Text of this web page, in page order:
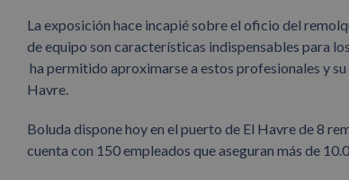
La exposición hace incapié sobre el oficio del
de equipo son características indispensables para
ha permitido aproximarse a estos profesionales y
Havre.
Boluda dispone hoy en el puerto de El Havre de 8
cuenta con 150 empleados que aseguran más de